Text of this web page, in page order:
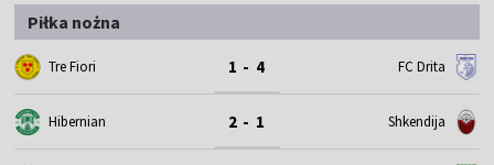
Piłka nożna
Tre Fiori 1 - 4 FC Drita
Hibernian 2 - 1 Shkendija